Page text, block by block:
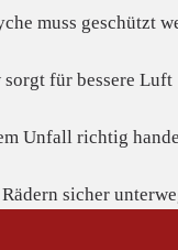
muss geschützt
für bessere Luft
Unfall richtig
sicher